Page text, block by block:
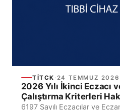
TİTCK ·24 TEMMUZ 2026
2026 Yılı İkinci Eczacı
Çalıştırma Kriterleri
6197 Sayılı Eczacılar ve